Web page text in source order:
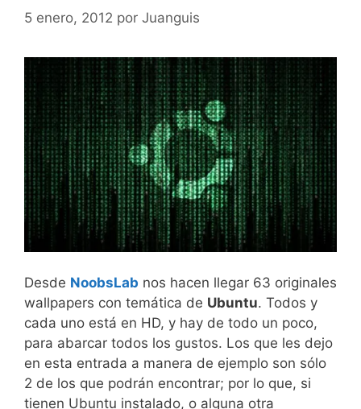
5 enero, 2012 por Juanguis
Desde NoobsLab nos hacen llegar 63 originales
wallpapers con temática de Ubuntu. Todos y
cada uno está en HD, y hay de todo un poco,
para abarcar todos los gustos. Los que les dejo
en esta entrada a manera de ejemplo son sólo
2 de los que podrán encontrar; por lo que, si
tienen Ubuntu instalado, o alguna otra